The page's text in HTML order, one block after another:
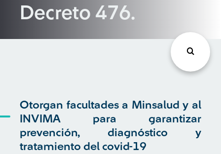
Decreto 476.
Otorgan facultades a Minsalud y al
INVIMA para garantizar
prevención, diagnóstico y
tratamiento del covid-19